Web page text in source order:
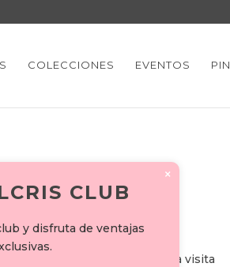
COLECCIONES EVENTOS
completo aquí . Reserva una visita
×
CLUB
y disfruta de ventajas